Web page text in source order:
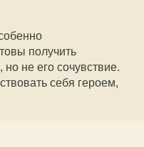
получить
не его сочувствие.
себя героем,